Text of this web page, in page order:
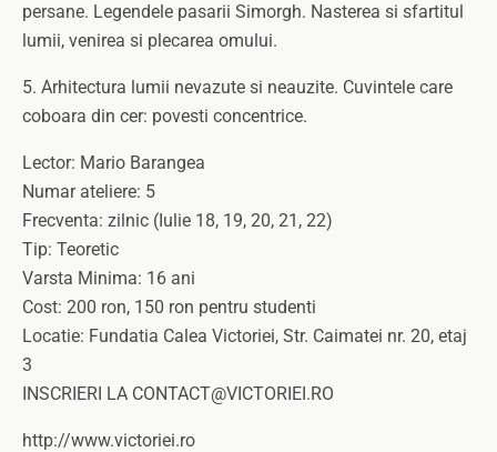
persane. Legendele pasarii Simorgh. Nasterea si sfartitul
lumii, venirea si plecarea omului.
5. Arhitectura lumii nevazute si neauzite. Cuvintele care
coboara din cer: povesti concentrice.
Lector: Mario Barangea
Numar ateliere: 5
Frecventa: zilnic (Iulie 18, 19, 20, 21, 22)
Tip: Teoretic
Varsta Minima: 16 ani
Cost: 200 ron, 150 ron pentru studenti
Locatie: Fundatia Calea Victoriei, Str. Caimatei nr. 20, etaj
3
INSCRIERI LA CONTACT@VICTORIEI.RO
http://www.victoriei.ro